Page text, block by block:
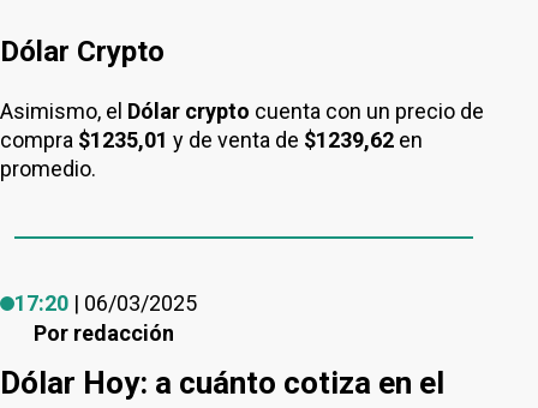
Dólar Crypto
Asimismo, el Dólar crypto cuenta con un precio de
compra $1235,01 y de venta de $1239,62 en
promedio.
Por redacción
17:20 | 06/03/2025
Dólar Hoy: a cuánto cotiza en el